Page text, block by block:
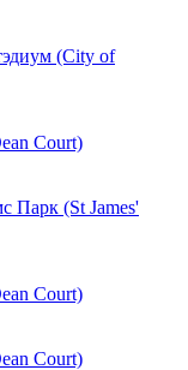
(City of
Court)
Парк (St James'
Court)
Court)